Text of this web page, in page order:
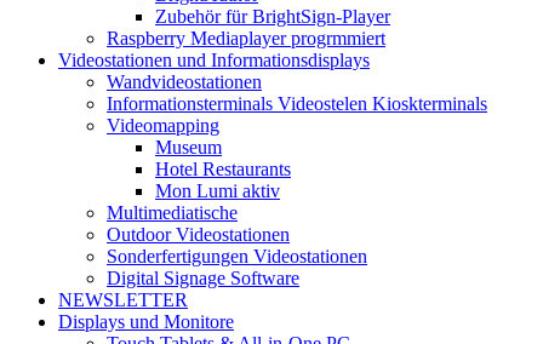
Zubehör für BrightSign-Player
Raspberry Mediaplayer progrmmiert
Videostationen und Informationsdisplays
Wandvideostationen
Informationsterminals Videostelen Kioskterminals
Videomapping
Museum
Hotel Restaurants
Mon Lumi aktiv
Multimediatische
Outdoor Videostationen
Sonderfertigungen Videostationen
Digital Signage Software
NEWSLETTER
Displays und Monitore